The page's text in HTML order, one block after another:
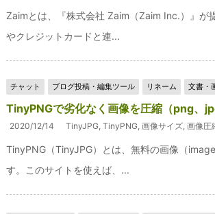
Zaimとは、『株式会社 Zaim（Zaim Inc.）』が
やクレジットカードと連...
チャット ブログ投稿・編集ツール リネーム 文書・
TinyPNGで劣化なく画像を圧縮（png、
2020/12/14 TinyJPG, TinyPNG, 画像サイズ, 画像圧
TinyPNG（TinyJPG）とは、無料の画像（
す。このサイトを使えば、...